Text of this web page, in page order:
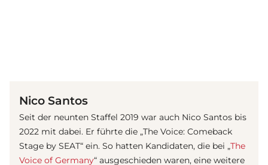
Nico Santos
Seit der neunten Staffel 2019 war auch Nico Santos bis
2022 mit dabei. Er führte die „The Voice: Comeback
Stage by SEAT“ ein. So hatten Kandidaten, die bei „The
Voice of Germany“ ausgeschieden waren, eine weitere